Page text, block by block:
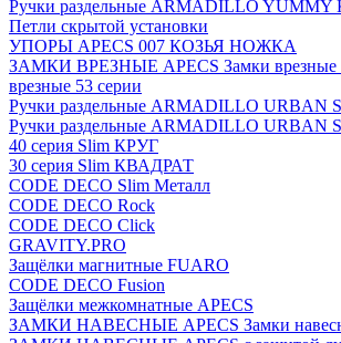
Ручки раздельные ARMADILLO
Петли скрытой установки
УПОРЫ APECS 007 КОЗЬЯ НОЖКА
ЗАМКИ ВРЕЗНЫЕ APECS Замки врезные
врезные 53 серии
Ручки раздельные ARMADILLO URBAN
Ручки раздельные ARMADILLO URBAN
40 серия Slim КРУГ
30 серия Slim КВАДРАТ
CODE DECO Slim Металл
CODE DECO Rock
CODE DECO Click
GRAVITY.PRO
Защёлки магнитные FUARO
CODE DECO Fusion
Защёлки межкомнатные APECS
ЗАМКИ НАВЕСНЫЕ APECS Замки